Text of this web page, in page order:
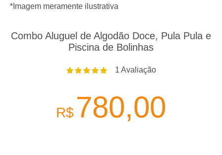
*Imagem meramente ilustrativa
Combo Aluguel de Algodão Doce, Pula Pula e
Piscina de Bolinhas
1 Avaliação
R$ 780,00